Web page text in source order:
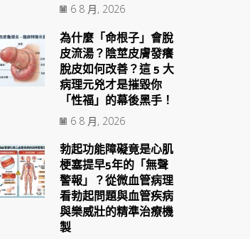
6 8 月, 2026
為什麼「命根子」會脫
皮流湯？陰莖皮膚發癢
脫皮如何改善？這 5 大
病理元兇才是摧毀你
「性福」的幕後黑手！
6 8 月, 2026
勃起功能障礙竟是心肌
梗塞提早5年的「無聲
警報」？從微血管病理
看勃起問題與血管疾病
與樂威壯的精準治療機
製